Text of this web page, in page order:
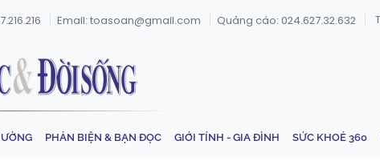
Email: toasoan@gmail.com Quảng cáo: 024.627.32.632
PHẢN BIỆN & BẠN ĐỌC GIỚI TÍNH - GIA ĐÌNH SỨC KHOẺ 360